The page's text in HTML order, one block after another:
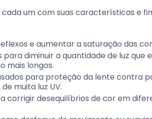
um com suas características e
e aumentar a saturação das
para diminuir a quantidade de luz
mais longos.
para proteção da lente contra
muita luz UV.
corrigir desequilíbrios de cor em